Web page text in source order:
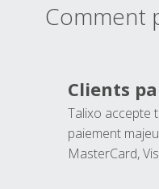
Comment
Clients
Talixo accepte
paiement
MasterCard,